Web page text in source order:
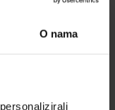
O nama